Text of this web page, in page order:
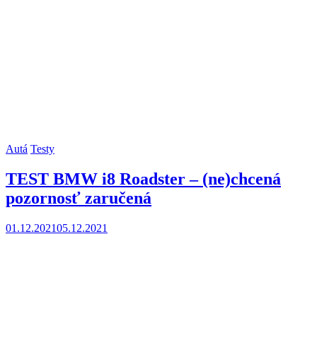
Autá Testy
TEST BMW i8 Roadster – (ne)chcená
pozornosť zaručená
01.12.202105.12.2021